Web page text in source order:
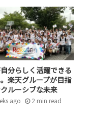
分らしく活躍できる
楽天グループが目指
ルーシブな未来
ago 2 min read